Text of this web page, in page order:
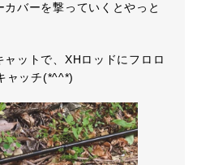
バーを撃っていくとやっと
ットで、XHロッドにフロロ
ャッチ(*^^*)